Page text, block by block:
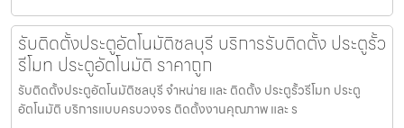
รับติดตั้งประตูอัตโนมัติชลบุรี บริการรับติดตั้ง ประตูรั้ว
รีโมท ประตูอัตโนมัติ ราคาถูก
รับติดตั้งประตูอัตโนมัติชลบุรี จำหน่าย และ ติดตั้ง ประตูรั้วรีโมท ประตู
อัตโนมัติ บริการแบบครบวงจร ติดตั้งงานคุณภาพ และ ร